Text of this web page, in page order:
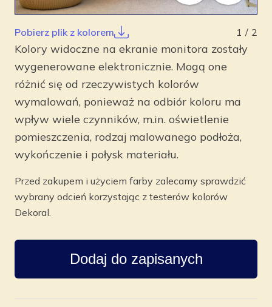
Pobierz plik z kolorem 1 / 2
Kolory widoczne na ekranie monitora zostały
wygenerowane elektronicznie. Mogą one
różnić się od rzeczywistych kolorów
wymalowań, ponieważ na odbiór koloru ma
wpływ wiele czynników, m.in. oświetlenie
pomieszczenia, rodzaj malowanego podłoża,
wykończenie i połysk materiału.
Przed zakupem i użyciem farby zalecamy sprawdzić
wybrany odcień korzystając z testerów kolorów
Dekoral.
Dodaj do zapisanych